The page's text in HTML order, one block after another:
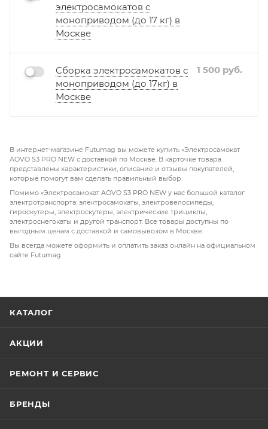
электросамокатов с
моноприводом (до 17 кг) в
Москве
Сборка электросамокатов с
моноприводом (до 17кг) в
Москве
1 500 руб.
В интернет-магазине Futumag вы можете купить «Электросамокат
AOVO S3 PRO NEW с доставкой по Москве. В карточке товара
представлены характеристики, описание и отзывы покупателей,
которые помогут вам сделать правильный выбор.
Помимо «Электросамокат AOVO S3 PRO NEW у нас большой каталог
электротранспорта: электросамокаты, электровелосипеды,
гироскутеры, электроскутеры, электрические трициклы,
электроснегокаты и другой транспорт. Все товары доступны по
выгодным ценам с доставкой и самовывозом в Москве.
Вы всегда можете оформить и оплатить заказ онлайн на официальном
сайте Futumag.
КАТАЛОГ
АКЦИИ
РЕМОНТ И СЕРВИС
БРЕНДЫ